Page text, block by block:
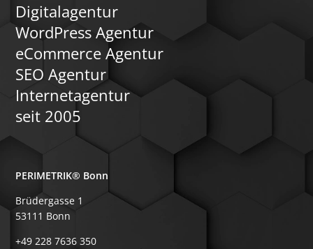
Digitalagentur
WordPress Agentur
eCommerce Agentur
SEO Agentur
Internetagentur
seit 2005
PERIMETRIK® Bonn
Brüdergasse 1
53111 Bonn
+49 228 7636 350